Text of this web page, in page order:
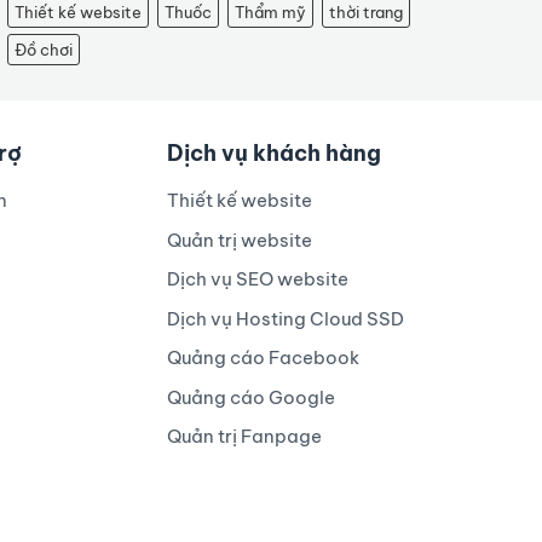
Thiết kế website Thuốc Thẩm mỹ
thời trang
Đồ chơi
Dịch vụ khách hàng
Thiết kế website
Quản trị website
Dịch vụ SEO website
Dịch vụ Hosting Cloud SSD
Quảng cáo Facebook
Quảng cáo Google
Quản trị Fanpage